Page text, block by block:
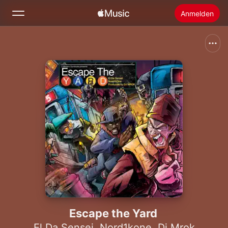
Anmelden
Startseite
Radio
Apple Music installieren
Escape the Yard